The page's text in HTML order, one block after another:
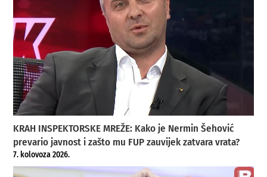
KRAH INSPEKTORSKE MREŽE: Kako je Nermin Šehović
prevario javnost i zašto mu FUP zauvijek zatvara vrata?
7. kolovoza 2026.